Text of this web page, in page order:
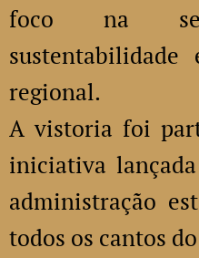
foco na
sustentabilidade
regional.
A vistoria foi
iniciativa
administração
todos os cantos